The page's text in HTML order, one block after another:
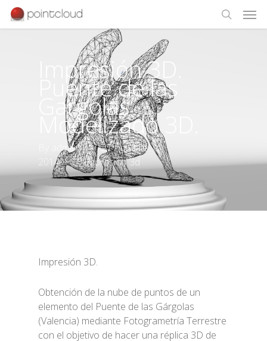
Impresión 3D.
Puente de las
Gargolas
Modelizado 3D.
admin
21 octubre
2014
Impresión 3d
Impresión 3D.
Obtención de la nube de puntos de un
elemento del Puente de las Gárgolas
(Valencia) mediante Fotogrametría Terrestre
con el objetivo de hacer una réplica 3D de